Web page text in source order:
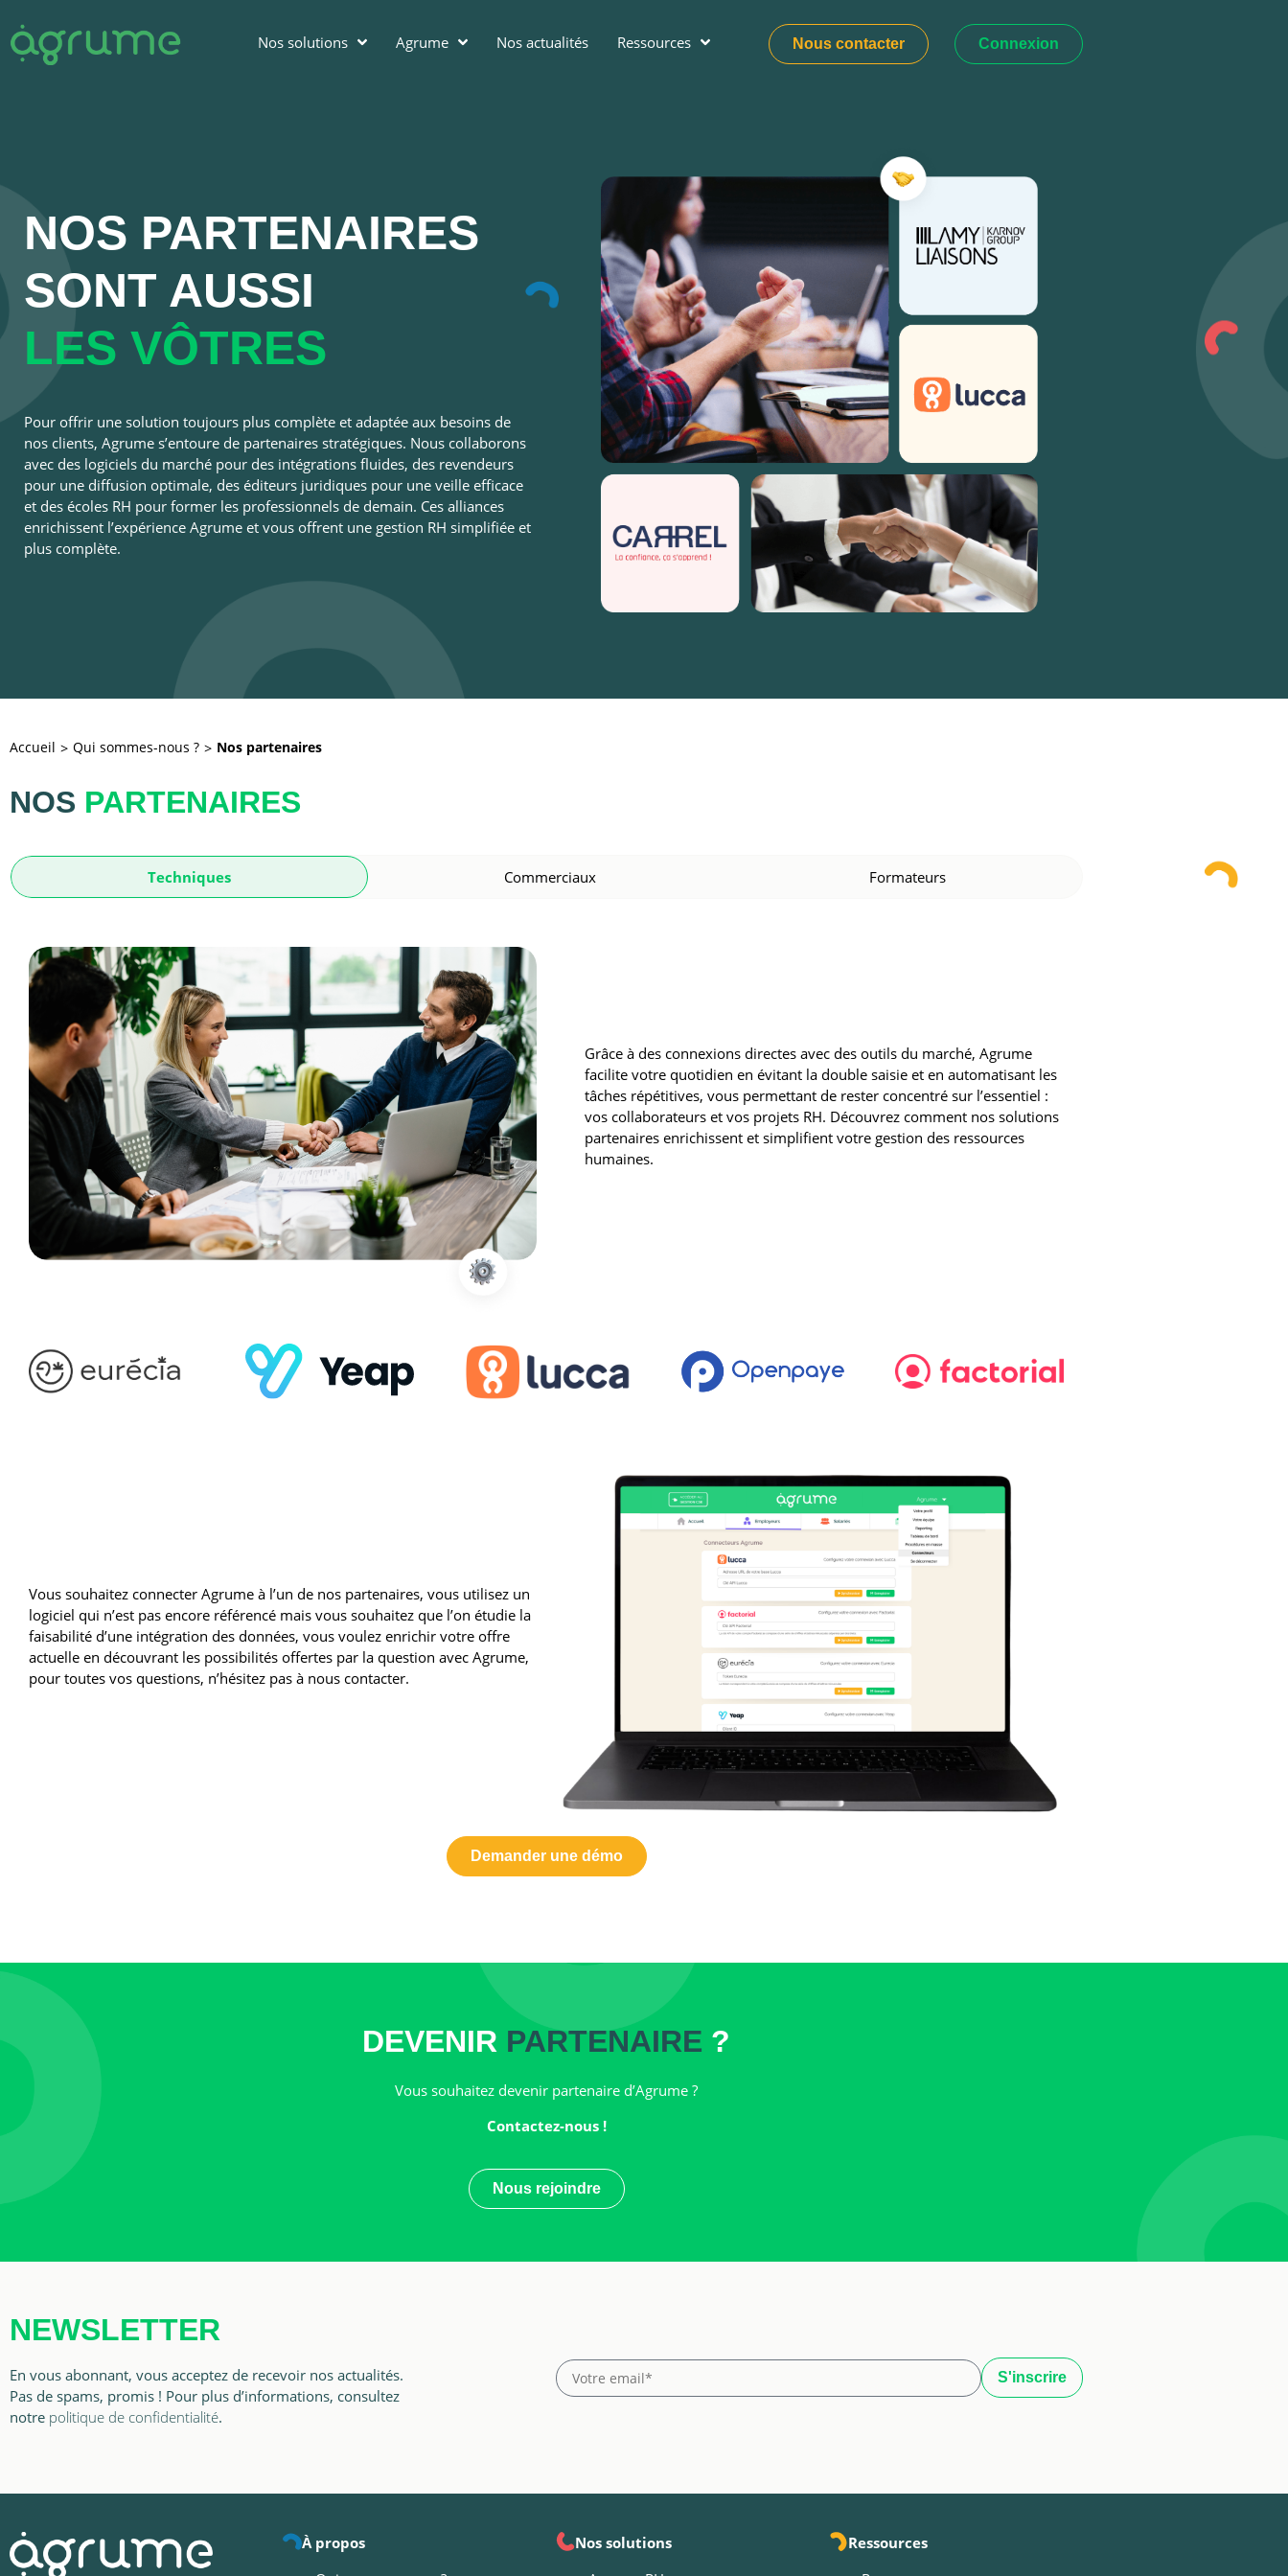
Nos solutions Agrume Nos actualités Ressources Nous contacter Connexion
NOS PARTENAIRES
SONT AUSSI
LES VÔTRES
Pour offrir une solution toujours plus complète et adaptée aux besoins de
nos clients, Agrume s’entoure de partenaires stratégiques. Nous collaborons
avec des logiciels du marché pour des intégrations fluides, des revendeurs
pour une diffusion optimale, des éditeurs juridiques pour une veille efficace
et des écoles RH pour former les professionnels de demain. Ces alliances
enrichissent l’expérience Agrume et vous offrent une gestion RH simplifiée et
plus complète.
Accueil Qui sommes-nous ? Nos partenaires
NOS PARTENAIRES
Techniques Commerciaux Formateurs
Grâce à des connexions directes avec des outils du marché, Agrume
facilite votre quotidien en évitant la double saisie et en automatisant les
tâches répétitives, vous permettant de rester concentré sur l’essentiel :
vos collaborateurs et vos projets RH. Découvrez comment nos solutions
partenaires enrichissent et simplifient votre gestion des ressources
humaines.
Vous souhaitez connecter Agrume à l’un de nos partenaires, vous utilisez un
logiciel qui n’est pas encore référencé mais vous souhaitez que l’on étudie la
faisabilité d’une intégration des données, vous voulez enrichir votre offre
actuelle en découvrant les possibilités offertes par la question avec Agrume,
pour toutes vos questions, n’hésitez pas à nous contacter.
Demander une démo
DEVENIR PARTENAIRE ?
Vous souhaitez devenir partenaire d’Agrume ?
Contactez-nous !
Nous rejoindre
NEWSLETTER
En vous abonnant, vous acceptez de recevoir nos actualités.
Pas de spams, promis ! Pour plus d’informations, consultez
notre politique de confidentialité.
À propos
Nos solutions
Ressources